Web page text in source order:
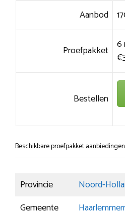
Aanbod
Proefpakket 6
Bestellen
Beschikbare proefpakket
Provincie
Noord-
Gemeente